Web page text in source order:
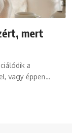
mert
a
vagy éppen…